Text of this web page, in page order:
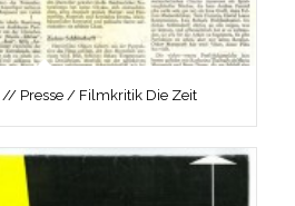
// Presse / Filmkritik Die Zeit